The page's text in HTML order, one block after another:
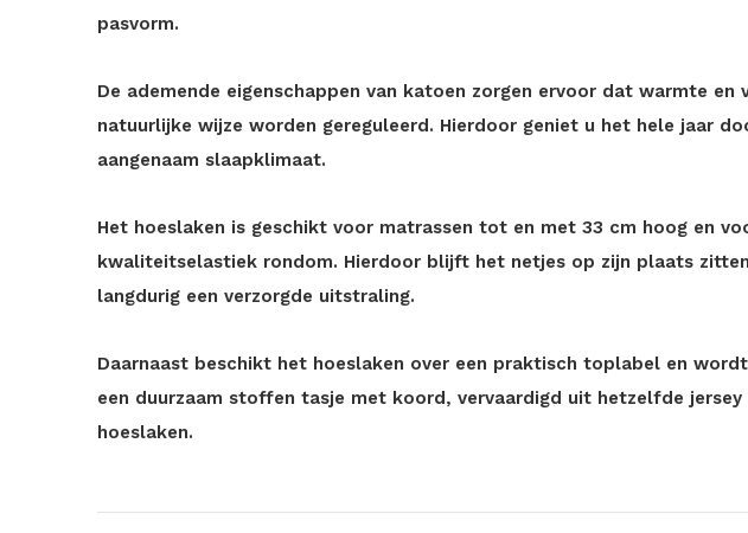
pasvorm.
De ademende eigenschappen van katoen zorgen ervoor dat warmte en
natuurlijke wijze worden gereguleerd. Hierdoor geniet u het hele jaar
aangenaam slaapklimaat.
Het hoeslaken is geschikt voor matrassen tot en met 33 cm hoog en
kwaliteitselastiek rondom. Hierdoor blijft het netjes op zijn plaats
langdurig een verzorgde uitstraling.
Daarnaast beschikt het hoeslaken over een praktisch toplabel en
een duurzaam stoffen tasje met koord, vervaardigd uit hetzelfde
hoeslaken.